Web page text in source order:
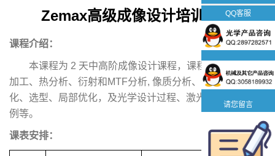
Zemax高级成像设计培训课程
课程介绍：
本课程为 2 天中高阶成像设计课程，课程主要覆盖设计
加工、热分析、衍射和MTF分析, 像质分析、鬼像、 全局优
化、选型、局部优化，及光学设计过程、激光扩束镜设计案
例等。
课表安排：
QQ客服
请您留言